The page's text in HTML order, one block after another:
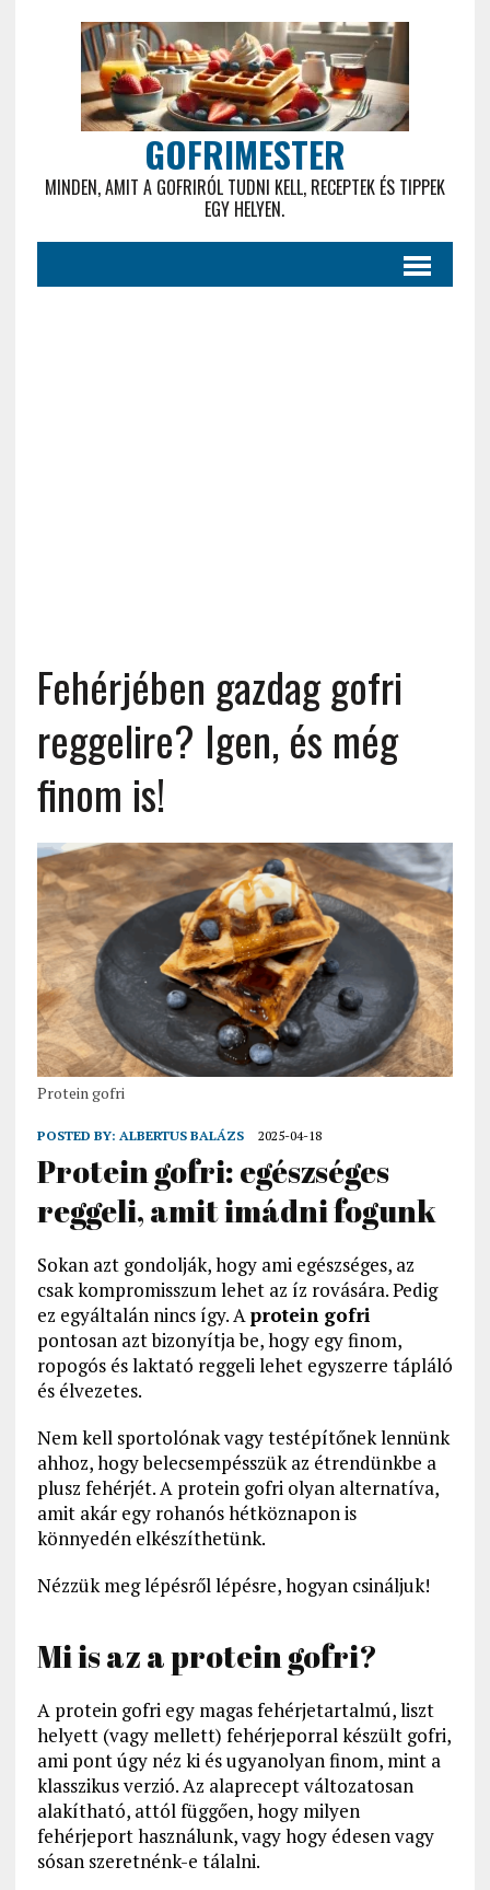
GOFRIMESTER
MINDEN, AMIT A GOFRIRÓL TUDNI KELL, RECEPTEK ÉS TIPPEK
EGY HELYEN.
Fehérjében gazdag gofri
reggelire? Igen, és még
finom is!
Protein gofri
POSTED BY: ALBERTUS BALÁZS 2025-04-18
Protein gofri: egészséges
reggeli, amit imádni fogunk
Sokan azt gondolják, hogy ami egészséges, az
csak kompromisszum lehet az íz rovására. Pedig
ez egyáltalán nincs így. Aprotein gofri
pontosan azt bizonyítja be, hogy egy finom,
ropogós és laktató reggeli lehet egyszerre tápláló
és élvezetes.
Nem kell sportolónak vagy testépítőnek lennünk
ahhoz, hogy belecsempésszük az étrendünkbe a
plusz fehérjét. A protein gofri olyan alternatíva,
amit akár egy rohanós hétköznapon is
könnyedén elkészíthetünk.
Nézzük meg lépésről lépésre, hogyan csináljuk!
Mi is az a protein gofri?
A protein gofri egy magas fehérjetartalmú, liszt
helyett (vagy mellett) fehérjeporral készült gofri,
ami pont úgy néz ki és ugyanolyan finom, mint a
klasszikus verzió. Az alaprecept változatosan
alakítható, attól függően, hogy milyen
fehérjeport használunk, vagy hogy édesen vagy
sósan szeretnénk-e tálalni.